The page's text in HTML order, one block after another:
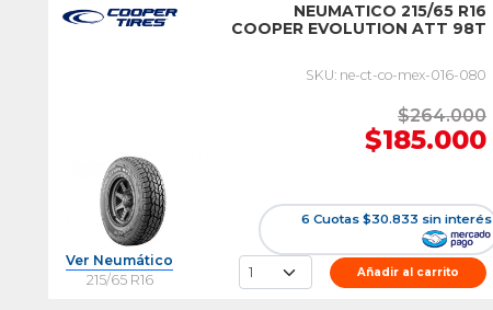
NEUMATICO 215/65 R16
COOPER EVOLUTION ATT 98T
SKU: ne-ct-co-mex-016-080
$264.000
$185.000
6 Cuotas $30.833 sin interés
Ver Neumático
215/65 R16
Añadir al carrito